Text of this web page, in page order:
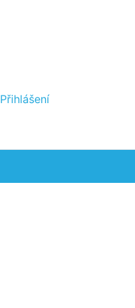
Přihlášení